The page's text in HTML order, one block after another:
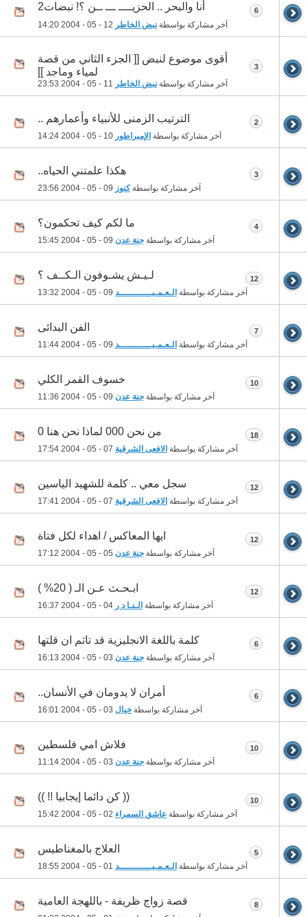
أنا والبحر .. الحزيــــ ـــ ــن ؟! نبضات2
آخر مشاركة بواسطة نبض الخاطر 14:20
6
أقوى موضوع لنبض [[ الجزء الثاني من قصة
لمياء وماجد ]]
آخر مشاركة بواسطة نبض الخاطر 23:53
3
الترتيب الزمنى للأنبياء وأعمارهم ..
آخر مشاركة بواسطة الإمبراطور 14:24
2
هكذا علمتني الحياه..
آخر مشاركة بواسطةكنوز 23:56
3
ما لكم كيف تحكمون؟
آخر مشاركة بواسطة جنة عدن 15:45
4
لـيـش يشـوفون الـكــف ؟
آخر مشاركة بواسطة الـعـمـيــــــــــــد 13:32
12
الفن البدائى
آخر مشاركة بواسطة الـعـمـيــــــــــــد 11:44
7
خسوف القمر الكلي
آخر مشاركة بواسطة جنة عدن 11:36
10
من نحن 000 لماذا نحن هنا 0
آخر مشاركة بواسطة الافعى الشرقية 17:54
18
سجل معي .. كلمة للشهيد الياسين
آخر مشاركة بواسطة الافعى الشرقية 17:41
12
ايها المعاكس / اهداء لكل فتاة
آخر مشاركة بواسطة جنة عدن 17:12
12
ابـحـث عـن الـ ( 20% )
آخر مشاركة بواسطة الـنـا د ر 16:37
12
كلمة باللغة الانجليزية قد تاثم ان قلتها
آخر مشاركة بواسطة جنة عدن 16:13
6
أمران لا يدومان في الأنسان..
آخر مشاركة بواسطة خيال 16:01
6
فلاش امي فلسطين
آخر مشاركة بواسطة جنة عدن 11:14
10
(( كن دائما إيجابيا !! ))
آخر مشاركة بواسطة عاشق السمراء 15:42
10
العلاج بالمغناطيس
آخر مشاركة بواسطة الـعـمـيــــــــــــد 18:55
5
قصة زواج ظريفة - باللهجة العامية 8